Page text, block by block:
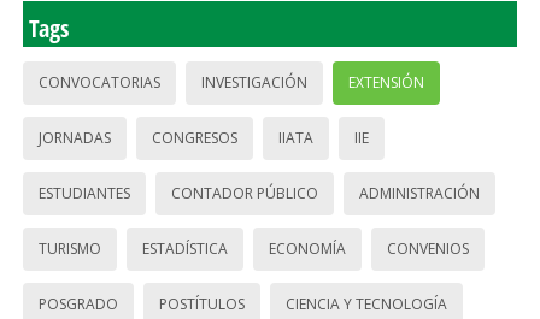
Tags
CONVOCATORIAS INVESTIGACIÓN EXTENSIÓN
JORNADAS CONGRESOS IIATA IIE
ESTUDIANTES CONTADOR PÚBLICO ADMINISTRACIÓN
TURISMO ESTADÍSTICA ECONOMÍA CONVENIOS
POSGRADO POSTÍTULOS CIENCIA Y TECNOLOGÍA